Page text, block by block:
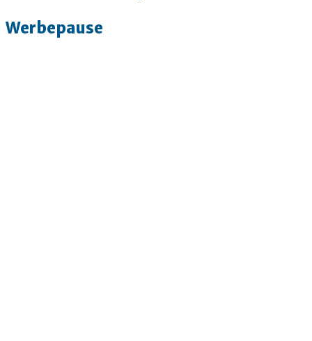
Werbepause